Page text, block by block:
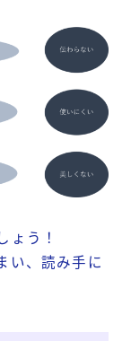
ょう！
い、読み手に